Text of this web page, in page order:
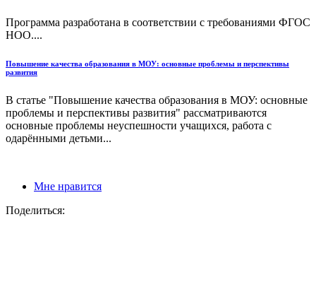
Программа разработана в соответствии с требованиями ФГОС
НОО....
Повышение качества образования в МОУ: основные проблемы и перспективы
развития
В статье "Повышение качества образования в МОУ: основные
проблемы и перспективы развития" рассматриваются
основные проблемы неуспешности учащихся, работа с
одарёнными детьми...
Мне нравится
Поделиться: